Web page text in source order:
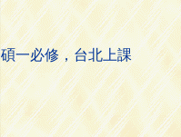
碩一必修，台北上課